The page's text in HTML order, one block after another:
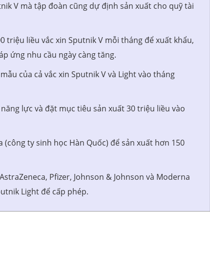
V mà tập đoàn cũng dự định sản xuất cho quỹ tài
triệu liều vắc xin Sputnik V mỗi tháng để xuất khẩu,
ứng nhu cầu ngày càng tăng.
của cả vắc xin Sputnik V và Light vào tháng
lực và đặt mục tiêu sản xuất 30 triệu liều vào
ty sinh học Hàn Quốc) để sản xuất hơn 150
Pfizer, Johnson & Johnson và Moderna
Light để cấp phép.